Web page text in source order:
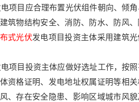
电项目应合理布置光伏组件朝向、倾角
筑物结构安全、消防、防水、防风
式光伏发电项目投资主体采用建筑
电项目投资主体应做好选址工作，按
资格证明、发电地址权属证明等相关
、存在安全隐患、影响区域城市风